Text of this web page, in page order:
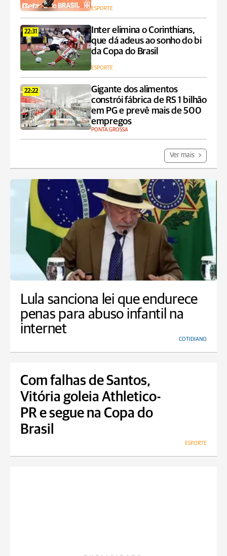
ESPORTE
22:31
Inter elimina o Corinthians,
que dá adeus ao sonho do bi
da Copa do Brasil
ESPORTE
22:22
Gigante dos alimentos
constrói fábrica de RS 1 bilhão
em PG e prevê mais de 500
empregos
PONTA GROSSA
Ver mais
Lula sanciona lei que endurece
penas para abuso infantil na
internet
COTIDIANO
Com falhas de Santos,
Vitória goleia Athletico-
PR e segue na Copa do
Brasil
ESPORTE